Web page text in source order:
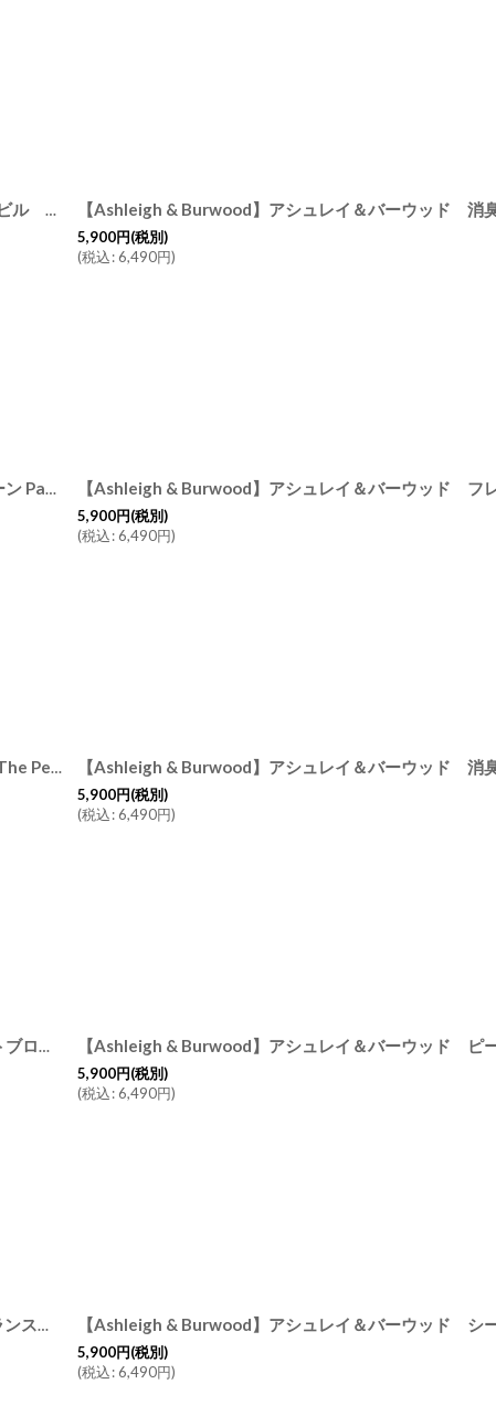
【Ashleigh & Burwood】アシュレイ＆バーウッド 消臭 フレグランスランプS リトルデビル Little Devil ハンドメイド イギリス製 [PFL666]
5,900円(税別)
(税込:6,490円)
【Ashleigh & Burwood】アシュレイ＆バーウッド フレグランスランプS パーリーシーン Paerly Scene ハンドメイド イギリス製 [PFL60B]
5,900円(税別)
(税込:6,490円)
【Ashleigh & Burwood】アシュレイ＆バーウッド フレグランスランプS ザ・パール The Pearl ハンドメイド イギリス製 [PFL635]
5,900円(税別)
(税込:6,490円)
【Ashleigh & Burwood】アシュレイ＆バーウッド フレグランスランプS ミッドナイトブロッサム Midnight Blossom イギリス [776-PFL61T]
5,900円(税別)
(税込:6,490円)
【Ashleigh & Burwood】アシュレイ＆バーウッド フェアリーボール Fairy ballフレグランスランプS 消臭剤 フレグランスランプ イギリス [PFL637]
5,900円(税別)
(税込:6,490円)